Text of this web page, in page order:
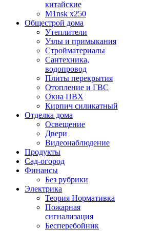
китайские
M1nsk x250
Общестрой дома
Утеплители
Узлы и примыкания
Стройматериалы
Сантехника,
водопровод
Плиты перекрытия
Отопление и ГВС
Окна ПВХ
Кирпич силикатный
Отделка дома
Освещение
Двери
Видеонаблюдение
Продукты
Сад-огород
Финансы
Без рубрики
Электрика
Теория Нормативка
Пожарная
сигнализация
Бесперебойник